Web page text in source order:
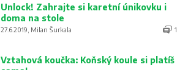
Unlock! Zahrajte si karetní únikovku i
doma na stole
27.6.2019, Milan Šurkala 1
Vztahová koučka: Koňský koule si platíš